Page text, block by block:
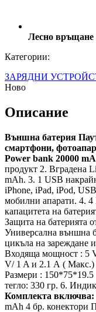
Лесно връщане
Категории:
ЗАРЯДНИ
Ново
Описание
Външна батерия
смартфони,
Power bank 20000
продукт 2. Вградена
mAh. 3. 1 USB
iPhone, iPad, iPod,
мобилни апарати. 4.
капацитета на
Защита на батерията
Универсална външна
цикъла на зареждане
Входяща мощност : 5
V/ 1 A и 2.1 А ( Макс.)
Размери : 150*75*19.5
тегло: 330 гр. 6.
Комплекта включва:
mAh 4 бр. конектори